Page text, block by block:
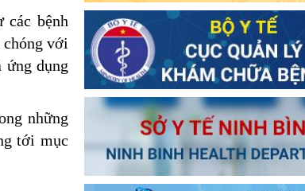
các bệnh
với
ứng dụng
những
tới mục